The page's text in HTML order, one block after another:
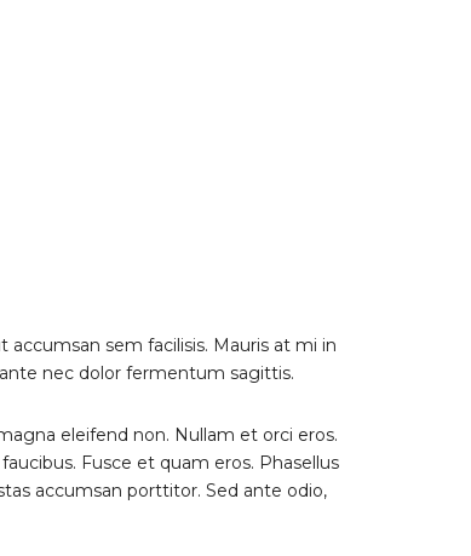
sem facilisis. Mauris at mi in
nec dolor fermentum sagittis.
eleifend non. Nullam et orci eros.
Fusce et quam eros. Phasellus
accumsan porttitor. Sed ante odio,